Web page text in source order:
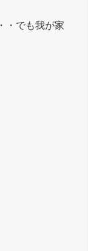
・でも我が家